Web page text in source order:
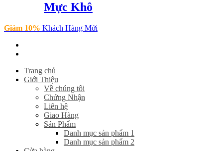
Mực Khô
Giảm 10% Khách Hàng Mới
Trang chủ
Giới Thiệu
Về chúng tôi
Chứng Nhận
Liên hệ
Giao Hàng
Sản Phẩm
Danh mục sản phẩm 1
Danh mục sản phẩm 2